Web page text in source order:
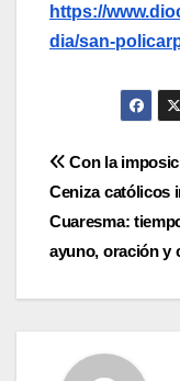
https://
dia/san-
de
Con la
Ceniza católicos
Cuaresma:
ayuno, oración y